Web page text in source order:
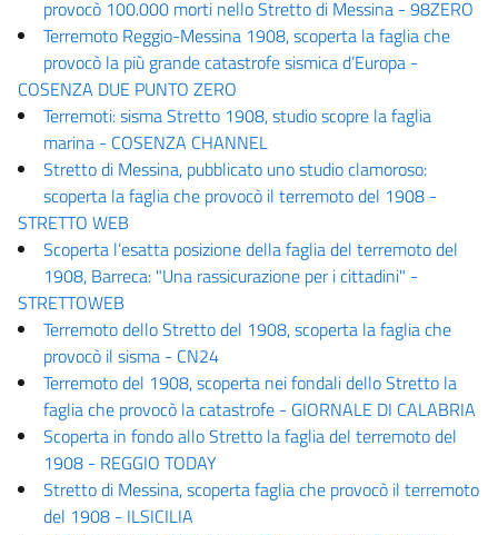
provocò 100.000 morti nello Stretto di Messina - 98ZERO
Terremoto Reggio-Messina 1908, scoperta la faglia che
provocò la più grande catastrofe sismica d’Europa -
COSENZA DUE PUNTO ZERO
Terremoti: sisma Stretto 1908, studio scopre la faglia
marina - COSENZA CHANNEL
Stretto di Messina, pubblicato uno studio clamoroso:
scoperta la faglia che provocò il terremoto del 1908 -
STRETTO WEB
Scoperta l’esatta posizione della faglia del terremoto del
1908, Barreca: "Una rassicurazione per i cittadini" -
STRETTOWEB
Terremoto dello Stretto del 1908, scoperta la faglia che
provocò il sisma - CN24
Terremoto del 1908, scoperta nei fondali dello Stretto la
faglia che provocò la catastrofe - GIORNALE DI CALABRIA
Scoperta in fondo allo Stretto la faglia del terremoto del
1908 - REGGIO TODAY
Stretto di Messina, scoperta faglia che provocò il terremoto
del 1908 - ILSICILIA